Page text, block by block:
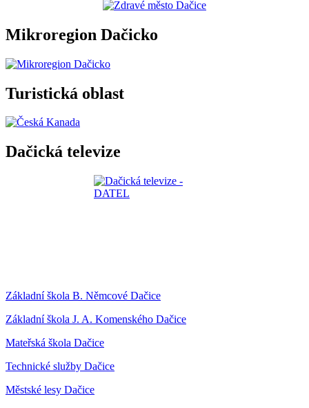
Mikroregion Dačicko
Turistická oblast
Dačická televize
Základní škola B. Němcové Dačice
Základní škola J. A. Komenského Dačice
Mateřská škola Dačice
Technické služby Dačice
Městské lesy Dačice